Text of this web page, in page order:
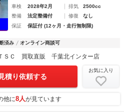
車検
2028年2月 排気
2500cc
整備
法定整備付 修復
なし
保証
保証付 (12ヶ月・走行無制限)
済み オンライン商談可
ＴＳＣ 買取直販 千葉北インター店
積り依頼する
お気に入り
他に8人が見ています